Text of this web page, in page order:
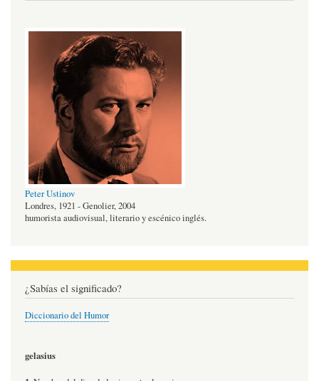
Peter Ustinov
Londres, 1921 - Genolier, 2004
humorista audiovisual, literario y escénico inglés.
¿Sabías el significado?
Diccionario del Humor
gelasius